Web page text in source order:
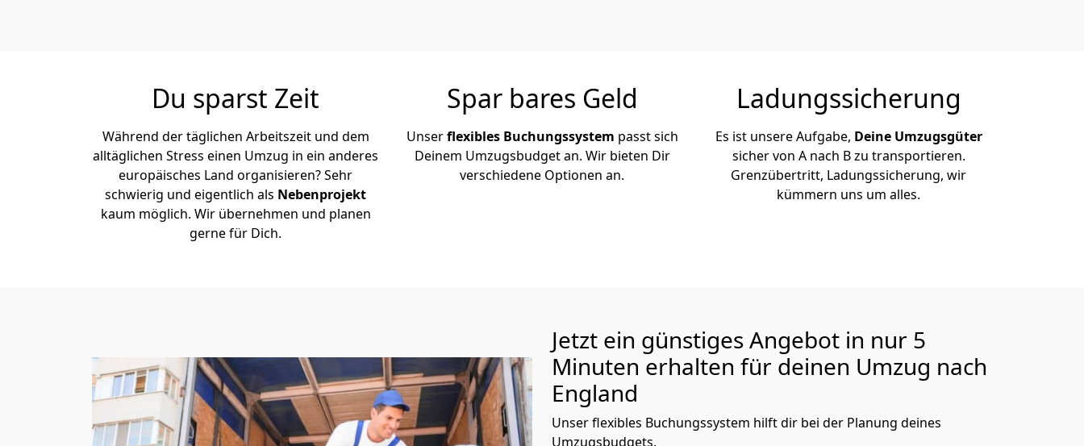
Du sparst Zeit
Während der täglichen Arbeitszeit und dem
alltäglichen Stress einen Umzug in ein anderes
europäisches Land organisieren? Sehr
schwierig und eigentlich als Nebenprojekt
kaum möglich. Wir übernehmen und planen
gerne für Dich.
Spar bares Geld
Unserflexibles Buchungssystem passt sich
Deinem Umzugsbudget an. Wir bieten Dir
verschiedene Optionen an.
Ladungssicherung
Es ist unsere Aufgabe, Deine Umzugsgüter
sicher von A nach B zu transportieren.
Grenzübertritt, Ladungssicherung, wir
kümmern uns um alles.
Jetzt ein günstiges Angebot in nur 5
Minuten erhalten für deinen Umzug nach
England
Unser flexibles Buchungssystem hilft dir bei der Planung deines
Umzugsbudgets.